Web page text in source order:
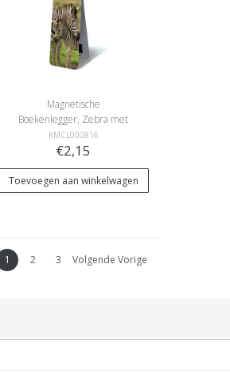
Magnetische
Boekenlegger, Zebra met
kalfje
KMCL000816
€2,15
Toevoegen aan winkelwagen
1 2 3 Volgende Vorige